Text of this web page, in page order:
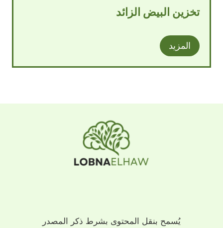
تخزين البيض الزائد
المزيد
يُسمح بنقل المحتوى بشرط ذكر المصدر